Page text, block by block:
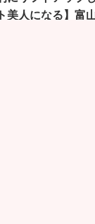
美人になる】富